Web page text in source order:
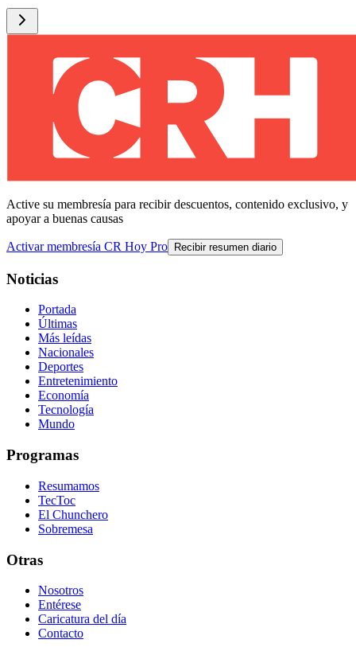
Active su membresía para recibir descuentos, contenido exclusivo, y
apoyar a buenas causas
Activar membresía CR Hoy Pro Recibir resumen diario
Noticias
Portada
Últimas
Más leídas
Nacionales
Deportes
Entretenimiento
Economía
Tecnología
Mundo
Programas
Resumamos
TecToc
El Chunchero
Sobremesa
Otras
Nosotros
Entérese
Caricatura del día
Contacto